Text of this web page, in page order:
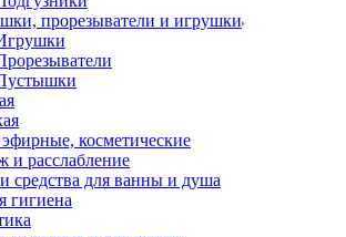
прорезыватели и игрушки
косметические
и расслабление
средства для ванны и душа
гигиена